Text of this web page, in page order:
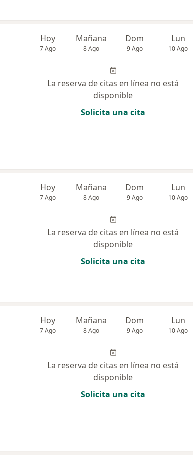
Hoy
7 Ago
Mañana
8 Ago
Dom
9 Ago
Lun
10 Ago
La reserva de citas en línea no está
disponible
Solicita una cita
Hoy
7 Ago
Mañana
8 Ago
Dom
9 Ago
Lun
10 Ago
La reserva de citas en línea no está
disponible
Solicita una cita
Hoy
7 Ago
Mañana
8 Ago
Dom
9 Ago
Lun
10 Ago
La reserva de citas en línea no está
disponible
Solicita una cita